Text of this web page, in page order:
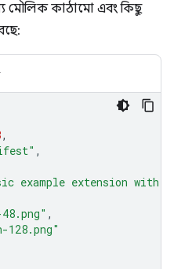
মৌলিক কাঠামো এবং কিছু
,
,
example extension with
,
128.png"